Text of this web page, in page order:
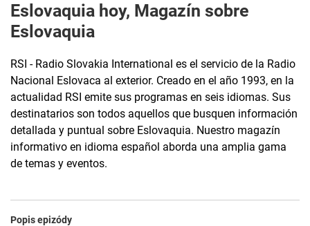
Eslovaquia hoy, Magazín sobre
Eslovaquia
RSI - Radio Slovakia International es el servicio de la Radio
Nacional Eslovaca al exterior. Creado en el año 1993, en la
actualidad RSI emite sus programas en seis idiomas. Sus
destinatarios son todos aquellos que busquen información
detallada y puntual sobre Eslovaquia. Nuestro magazín
informativo en idioma español aborda una amplia gama
de temas y eventos.
Popis epizódy